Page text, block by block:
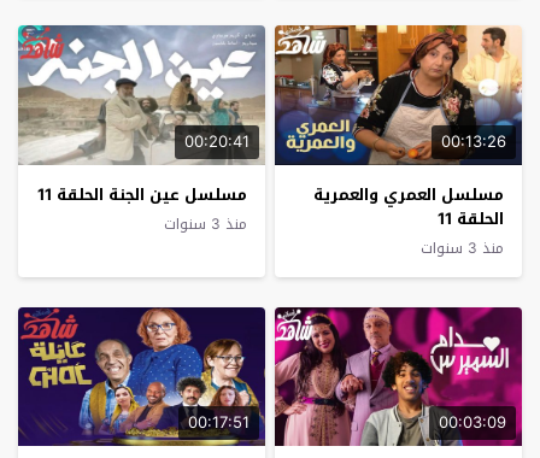
00:13:26
مسلسل العمري والعمرية
الحلقة 11
منذ 3 سنوات
00:20:41
مسلسل عين الجنة الحلقة 11
منذ 3 سنوات
00:03:09
00:17:51